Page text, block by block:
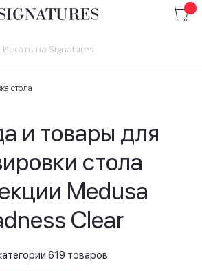
стола
и товары для
стола
Medusa
Clear
619 товаров